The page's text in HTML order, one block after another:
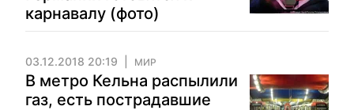
карнавалу (фото)
03.12.2018 20:19 МИР
В метро Кельна распылили
газ, есть пострадавшие